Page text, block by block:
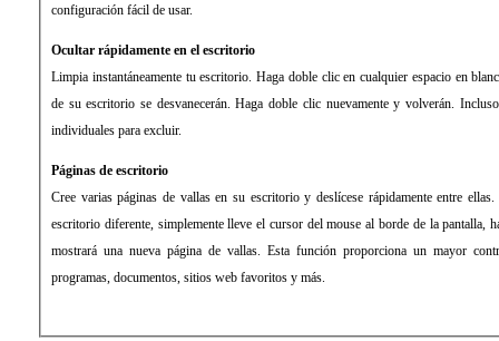
configuración fácil de usar.
Ocultar rápidamente en el escritorio
Limpia instantáneamente tu escritorio. Haga doble clic en cualquier espacio en
de su escritorio se desvanecerán. Haga doble clic nuevamente y volverán.
individuales para excluir.
Páginas de escritorio
Cree varias páginas de vallas en su escritorio y deslícese rápidamente entre
escritorio diferente, simplemente lleve el cursor del mouse al borde de la pantalla,
mostrará una nueva página de vallas. Esta función proporciona un mayor
programas, documentos, sitios web favoritos y más.